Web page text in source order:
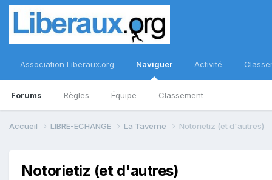
Association Liberaux.org Naviguer
Forums Règles Équipe Classement
Activité
Accueil LIBRE-ECHANGE La Taverne Notorietiz (et d'autres)
Notorietiz (et d'autres)